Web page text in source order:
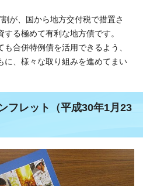
が、国から地方交付税で措置さ
る極めて有利な地方債です。
合併特例債を活用できるよう、
に、様々な取り組みを進めてまい
フレット（平成30年1月23